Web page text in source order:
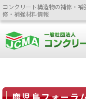
コンクリート構造物の補修・
修・補強材料情報
鹿児島フォーラ